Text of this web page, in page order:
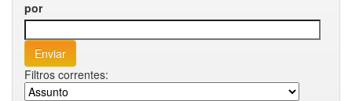
por
Filtros correntes: